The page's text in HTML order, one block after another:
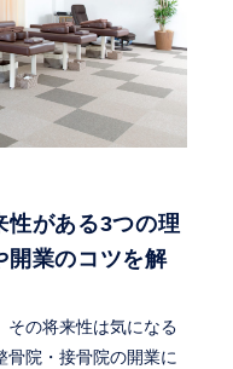
性がある3つの理
開業のコツを解
その将来性は気になる
骨院・接骨院の開業に